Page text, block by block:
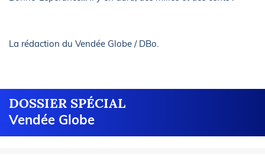
La rédaction du Vendée Globe / DBo.
DOSSIER SPÉCIAL
Vendée Globe